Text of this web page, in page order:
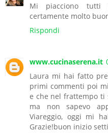
Mi piacciono tutti
certamente molto
Rispondi
www.cucinaserena.it
Laura mi hai fatto
primi commenti poi
e che nel frattempo ti
ma non sapevo
Viareggio, oggi mi
Grazie!buon inizio